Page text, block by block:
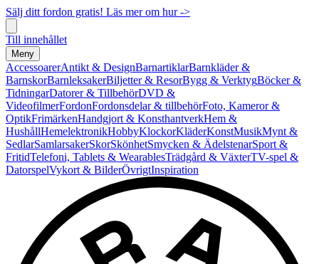
Sälj ditt fordon gratis! Läs mer om hur ->
Till innehållet
Meny
AccessoarerAntikt & DesignBarnartiklarBarnkläder &
BarnskorBarnleksakerBiljetter & ResorBygg & VerktygBöcker &
TidningarDatorer & TillbehörDVD &
VideofilmerFordonFordonsdelar & tillbehörFoto, Kameror &
OptikFrimärkenHandgjort & KonsthantverkHem &
HushållHemelektronikHobbyKlockorKläderKonstMusikMynt &
SedlarSamlarsakerSkorSkönhetSmycken & ÄdelstenarSport &
FritidTelefoni, Tablets & WearablesTrädgård & VäxterTV-spel &
DatorspelVykort & BilderÖvrigtInspiration